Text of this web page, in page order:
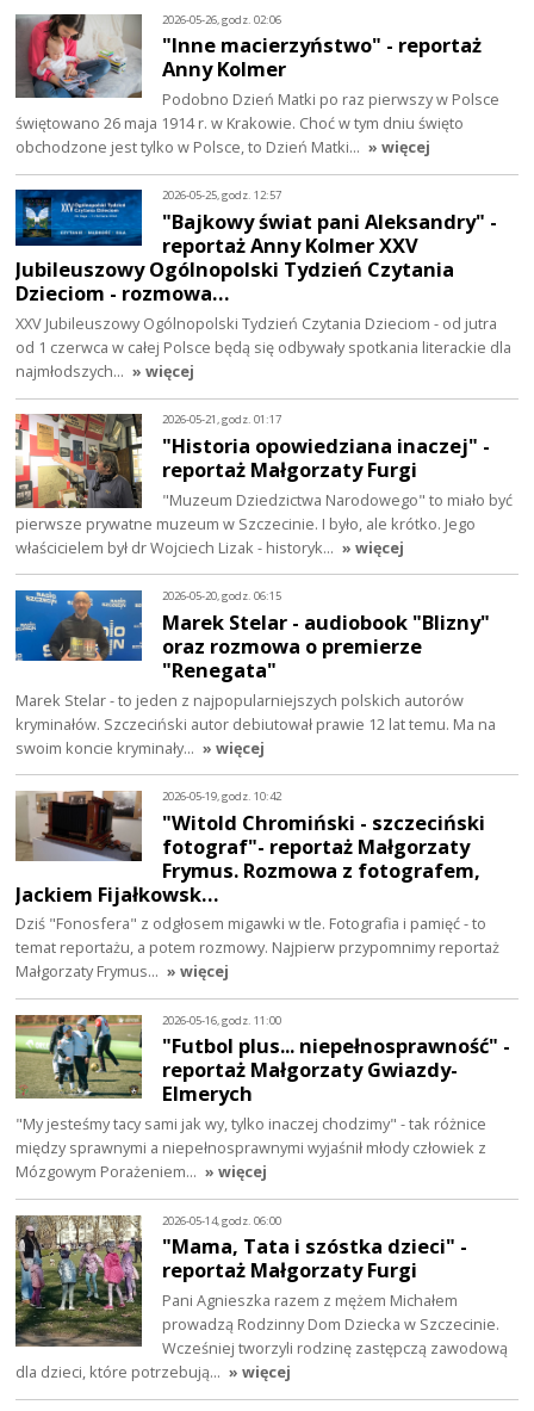
2026-05-26, godz. 02:06
"Inne macierzyństwo" - reportaż
Anny Kolmer
Podobno Dzień Matki po raz pierwszy w Polsce
świętowano 26 maja 1914 r. w Krakowie. Choć w tym dniu święto
obchodzone jest tylko w Polsce, to Dzień Matki… » więcej
2026-05-25, godz. 12:57
"Bajkowy świat pani Aleksandry" -
reportaż Anny Kolmer XXV
Jubileuszowy Ogólnopolski Tydzień Czytania
Dzieciom - rozmowa…
XXV Jubileuszowy Ogólnopolski Tydzień Czytania Dzieciom - od jutra
od 1 czerwca w całej Polsce będą się odbywały spotkania literackie dla
najmłodszych… » więcej
2026-05-21, godz. 01:17
"Historia opowiedziana inaczej" -
reportaż Małgorzaty Furgi
"Muzeum Dziedzictwa Narodowego" to miało być
pierwsze prywatne muzeum w Szczecinie. I było, ale krótko. Jego
właścicielem był dr Wojciech Lizak - historyk… » więcej
2026-05-20, godz. 06:15
Marek Stelar - audiobook "Blizny"
oraz rozmowa o premierze
"Renegata"
Marek Stelar - to jeden z najpopularniejszych polskich autorów
kryminałów. Szczeciński autor debiutował prawie 12 lat temu. Ma na
swoim koncie kryminały… » więcej
2026-05-19, godz. 10:42
"Witold Chromiński - szczeciński
fotograf"- reportaż Małgorzaty
Frymus. Rozmowa z fotografem,
Jackiem Fijałkowsk…
Dziś "Fonosfera" z odgłosem migawki w tle. Fotografia i pamięć - to
temat reportażu, a potem rozmowy. Najpierw przypomnimy reportaż
Małgorzaty Frymus… » więcej
2026-05-16, godz. 11:00
"Futbol plus... niepełnosprawność" -
reportaż Małgorzaty Gwiazdy-
Elmerych
"My jesteśmy tacy sami jak wy, tylko inaczej chodzimy" - tak różnice
między sprawnymi a niepełnosprawnymi wyjaśnił młody człowiek z
Mózgowym Porażeniem… » więcej
2026-05-14, godz. 06:00
"Mama, Tata i szóstka dzieci" -
reportaż Małgorzaty Furgi
Pani Agnieszka razem z mężem Michałem
prowadzą Rodzinny Dom Dziecka w Szczecinie.
Wcześniej tworzyli rodzinę zastępczą zawodową
dla dzieci, które potrzebują… » więcej